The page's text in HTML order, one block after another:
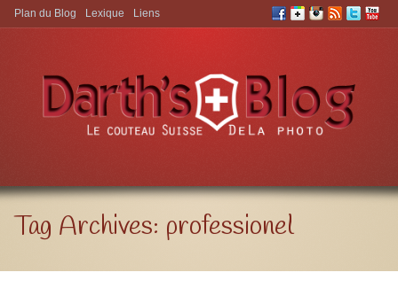
Aller à:
Plan du Blog Lexique Liens
Tag Archives: professionel